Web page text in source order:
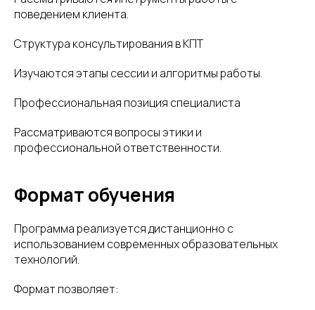
поведением клиента.
Структура консультирования в КПТ
Изучаются этапы сессии и алгоритмы работы.
Профессиональная позиция специалиста
Рассматриваются вопросы этики и
профессиональной ответственности.
Формат обучения
Программа реализуется дистанционно с
использованием современных образовательных
технологий.
Формат позволяет: